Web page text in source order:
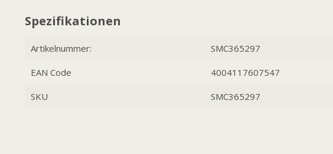
Spezifikationen
Artikelnummer: SMC365297
EAN Code 4004117607547
SKU SMC365297